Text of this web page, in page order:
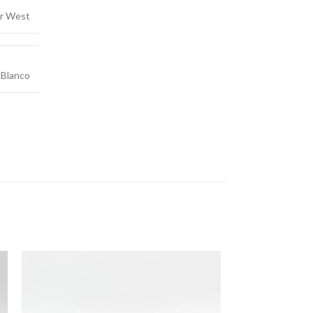
West
Blanco